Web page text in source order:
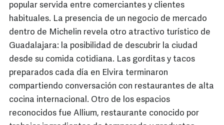
popular servida entre comerciantes y clientes
habituales. La presencia de un negocio de mercado
dentro de Michelin revela otro atractivo turístico de
Guadalajara: la posibilidad de descubrir la ciudad
desde su comida cotidiana. Las gorditas y tacos
preparados cada día en Elvira terminaron
compartiendo conversación con restaurantes de alta
cocina internacional. Otro de los espacios
reconocidos fue Allium, restaurante conocido por